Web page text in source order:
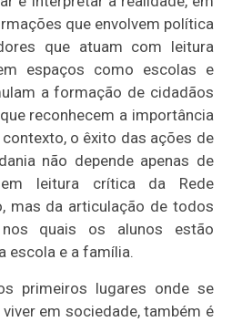
que envolvem política
que atuam com leitura
espaços como escolas e
a formação de cidadãos
reconhecem a importância
o êxito das ações de
não depende apenas de
em leitura crítica da Rede
mas da articulação de todos
quais os alunos estão
escola e a família.
primeiros lugares onde se
em sociedade, também é